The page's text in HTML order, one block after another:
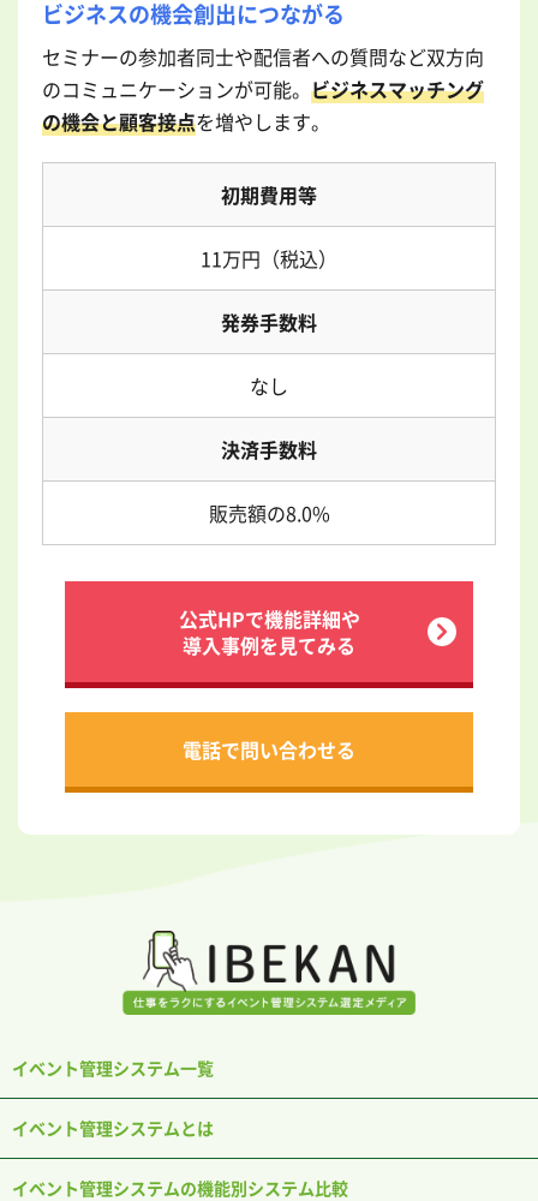
ビジネスの機会創出につながる
セミナーの参加者同士や配信者への質問など双方向
のコミュニケーションが可能。 ビジネスマッチング
の機会と顧客接点を増やします。
初期費用等
11万円（税込）
発券手数料
なし
決済手数料
販売額の8.0%
公式HPで機能詳細や
導入事例を見てみる
電話で問い合わせる
イベント管理システム一覧
イベント管理システムとは
イベント管理システムの機能別システム比較